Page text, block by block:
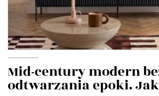
Mid-century modern
odtwarzania epoki.